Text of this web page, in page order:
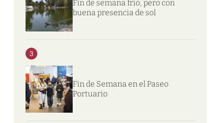
Fin de semana frío, pero con
buena presencia de sol
3
Fin de Semana en el Paseo
Portuario